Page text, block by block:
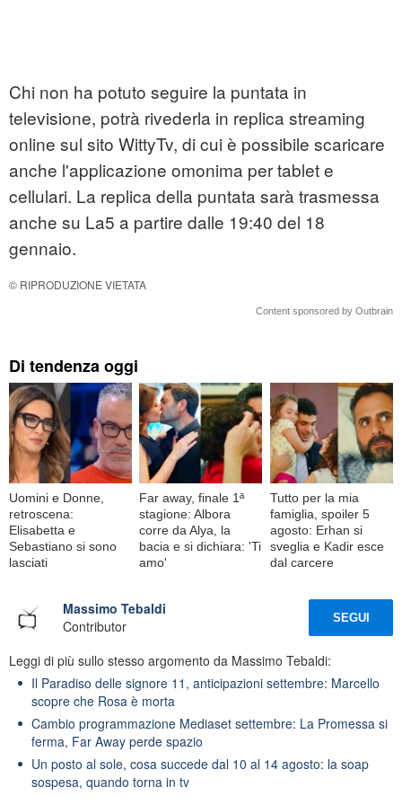
Chi non ha potuto seguire la puntata in
televisione, potrà rivederla in replica streaming
online sul sito WittyTv, di cui è possibile scaricare
anche l'applicazione omonima per tablet e
cellulari. La replica della puntata sarà trasmessa
anche su La5 a partire dalle 19:40 del 18
gennaio.
© RIPRODUZIONE VIETATA
Content sponsored by Outbrain
Di tendenza oggi
Uomini e Donne,
retroscena:
Elisabetta e
Sebastiano si sono
lasciati
Far away, finale 1ª
stagione: Albora
corre da Alya, la
bacia e si dichiara: 'Ti
amo'
Tutto per la mia
famiglia, spoiler 5
agosto: Erhan si
sveglia e Kadir esce
dal carcere
Massimo Tebaldi
Contributor
SEGUI
Leggi di più sullo stesso argomento da Massimo Tebaldi:
Il Paradiso delle signore 11, anticipazioni settembre: Marcello
scopre che Rosa è morta
Cambio programmazione Mediaset settembre: La Promessa si
ferma, Far Away perde spazio
Un posto al sole, cosa succede dal 10 al 14 agosto: la soap
sospesa, quando torna in tv